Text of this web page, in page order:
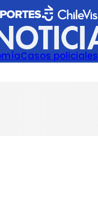
Casos policiales